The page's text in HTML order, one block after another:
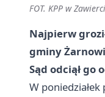
FOT. KPP w
Najpierw
gminy
Sąd odciął go
W